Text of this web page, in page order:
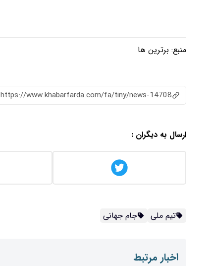
منبع: برترین ها
https://www.khabarfarda.com/fa/tiny/news-14708
ارسال به دیگران :
تیم ملی جام جهانی
اخبار مرتبط